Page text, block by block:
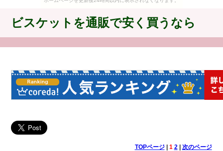
ビスケットを通販で安く買うなら
TOPページ| 1 2| 次のページ